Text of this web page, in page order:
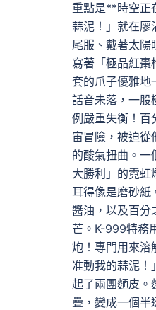
重點是**時空正
蒜泥！」就在廖
尾服、戴著太陽
寫著「極品紅
套的爪子優雅地
話音未落，一股
例嚴重失衡！百
宙冒險，被迫從
的酸氣扭曲。一
大勝利」的霓虹
耳得像是磨砂紙
醬油，以及百分
芒。K-999特務
炮！專門用來溶
准動我的蒜泥！
起了兩團麵皮。
疊，變成一個半